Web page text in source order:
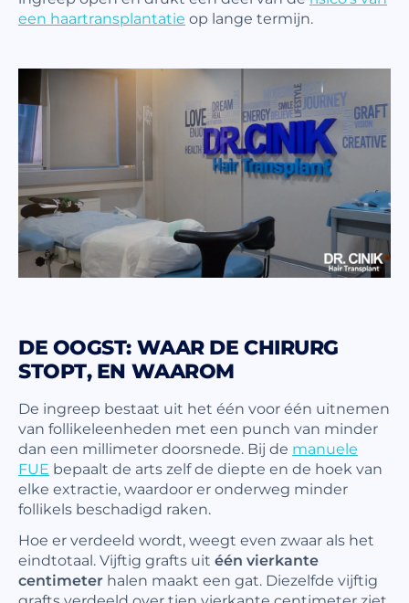
een haartransplantatie op lange termijn.
DE OOGST: WAAR DE CHIRURG
STOPT, EN WAAROM
De ingreep bestaat uit het één voor één uitnemen
van follikeleenheden met een punch van minder
dan een millimeter doorsnede. Bij de manuele
FUE bepaalt de arts zelf de diepte en de hoek van
elke extractie, waardoor er onderweg minder
follikels beschadigd raken.
Hoe er verdeeld wordt, weegt even zwaar als het
eindtotaal. Vijftig grafts uit één vierkante
centimeter halen maakt een gat. Diezelfde vijftig